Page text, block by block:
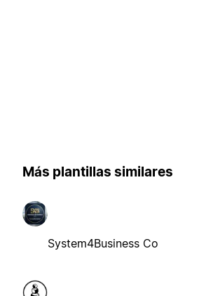
Más plantillas similares
System4Business Co